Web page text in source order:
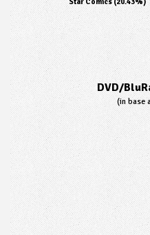
Star Comics (20.43%)
DVD/
(in base